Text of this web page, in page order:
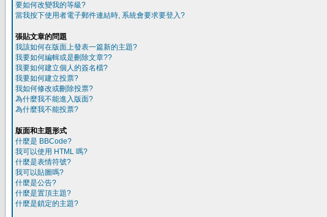
要如何改變我的等級?
當我按下使用者電子郵件連結時, 系統會要求要登入?
張貼文章的問題
我該如何在版面上發表一篇新的主題?
我要如何編輯或是刪除文章??
我要如何建立個人的簽名檔?
我要如何建立投票?
我如何修改或刪除投票?
為什麼我不能進入版面?
為什麼我不能投票?
版面和主題形式
什麼是 BBCode?
我可以使用 HTML 嗎?
什麼是表情符號?
我可以貼圖嗎?
什麼是公告?
什麼是置頂主題?
什麼是鎖定的主題?